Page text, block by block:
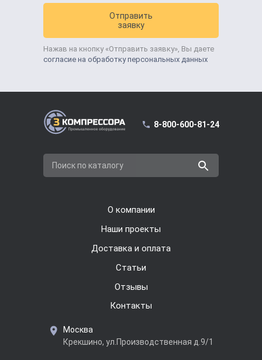
Отправить
заявку
Нажав на кнопку «Отправить заявку», Вы даете
согласие на обработку персональных данных
8-800-600-81-24
Поиск по каталогу
О компании
Наши проекты
Доставка и оплата
Cтатьи
Отзывы
Контакты
Москва
Крекшино, ул.Производственная д.9/1